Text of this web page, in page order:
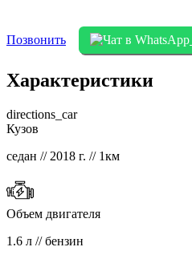
Позвонить
Характеристики
directions_car
Кузов
седан // 2018 г. // 1км
Объем двигателя
1.6 л // бензин